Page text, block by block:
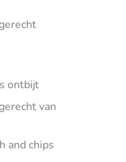
ontbijt
van
and chips